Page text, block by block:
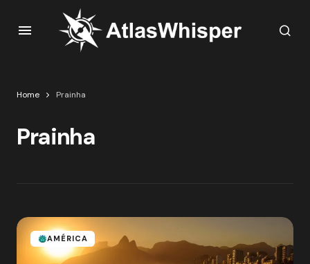
Home Prainha
Prainha
AMÉRICA